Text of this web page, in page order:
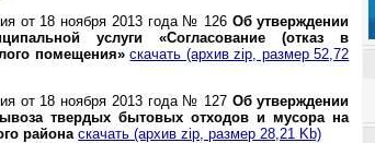
от 18 ноября 2013 года № 126 Об утверждении
услуги «Согласование (отказ в
помещения» скачать (архив zip, размер 52,72
от 18 ноября 2013 года № 127 Об утверждении
твердых бытовых отходов и мусора на
района скачать (архив zip, размер 28,21 Kb)